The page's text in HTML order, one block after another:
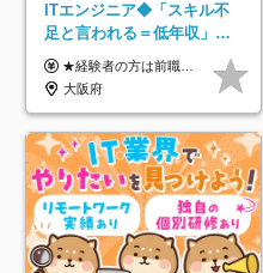
ITエンジニア◆「スキル不
足と言われる＝低年収」で
はない！｜ 不安を克服し、
年収アップした社員の実例
★経験者の方は前職の年収以上を保証します ★案件単価を開示した上で80％以上を還元します 月給25万円以上＋賞与年2回 ※経験や能力を考慮の上で優遇します ※試用期間が3ヶ月(その間の給与・待遇・雇用形態に変更はありません) ※月給には月20時間分のみなし残業手当(5万円)を含みます(超過分は別途支給) ★残業平均は月10時間以下ですので、毎月10時間分程度はお得です！
大阪府